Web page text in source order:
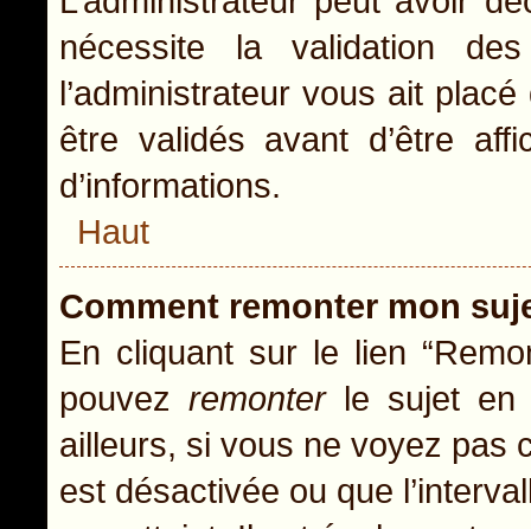
nécessite la validation
l’administrateur vous ait
être validés avant d’être
d’informations.
Haut
Comment remonter mon
En cliquant sur le lien
pouvez remonterle sujet en
ailleurs, si vous ne voyez pas
est désactivée ou que